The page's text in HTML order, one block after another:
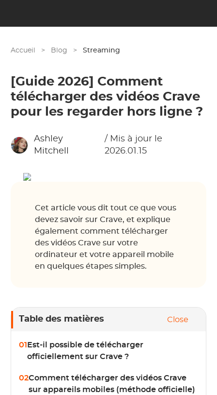
Accueil > Blog > Streaming
[Guide 2026] Comment
télécharger des vidéos Crave
pour les regarder hors ligne ?
Ashley
Mitchell
/ Mis à jour le
2026.01.15
Cet article vous dit tout ce que vous
devez savoir sur Crave, et explique
également comment télécharger
des vidéos Crave sur votre
ordinateur et votre appareil mobile
en quelques étapes simples.
Table des matières Close
01 Est-il possible de télécharger
officiellement sur Crave ?
02Comment télécharger des vidéos Crave
sur appareils mobiles (méthode officielle)